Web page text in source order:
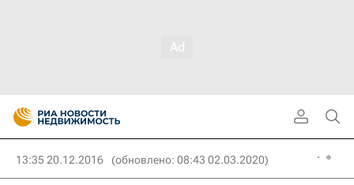
13:35 20.12.2016 (обновлено: 08:43 02.03.2020)